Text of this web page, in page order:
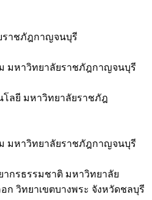
ราชภัฎกาญจนบุรี
มหาวิทยาลัยราชภัฎกาญจนบุรี
ลยี มหาวิทยาลัยราชภัฎ
มหาวิทยาลัยราชภัฎกาญจนบุรี
กรธรรมชาติ มหาวิทยาลัย
ก วิทยาเขตบางพระ จังหวัดชลบุรี